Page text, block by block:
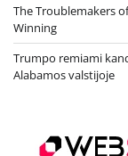
The Troublemakers
Winning
Trumpo remiami
Alabamos valstijoje